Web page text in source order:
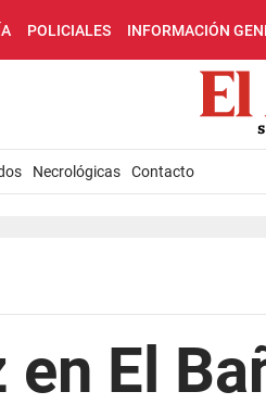
POLICIALES INFORMACIÓN
Necrológicas Contacto
El